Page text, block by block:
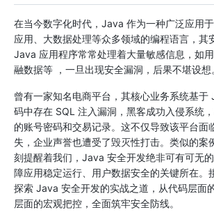
在当今数字化时代，Java 作为一种广泛应用
应用、大数据处理等众多领域的编程语言，其
Java 应用程序常常处理着大量敏感信息，如
融数据等 ，一旦出现安全漏洞，后果不堪设想
曾有一家知名电商平台，其核心业务系统基于
码中存在 SQL 注入漏洞，黑客成功入侵系统
的账号密码和交易记录。这不仅导致该平台面
失，企业声誉也遭受了毁灭性打击。类似的案
刻提醒着我们，Java 安全开发绝非可有可无
障应用稳定运行、用户数据安全的关键所在。
探索 Java 安全开发的实战之道，从代码层面
层面的宏观把控，全面筑牢安全防线。